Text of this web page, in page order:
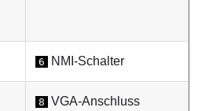
6 NMI-Schalter
8 VGA-Anschluss